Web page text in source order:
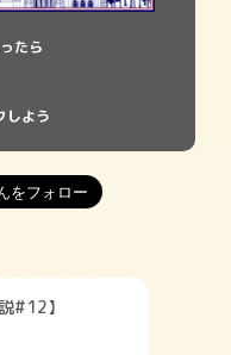
たら
しよう
#12】